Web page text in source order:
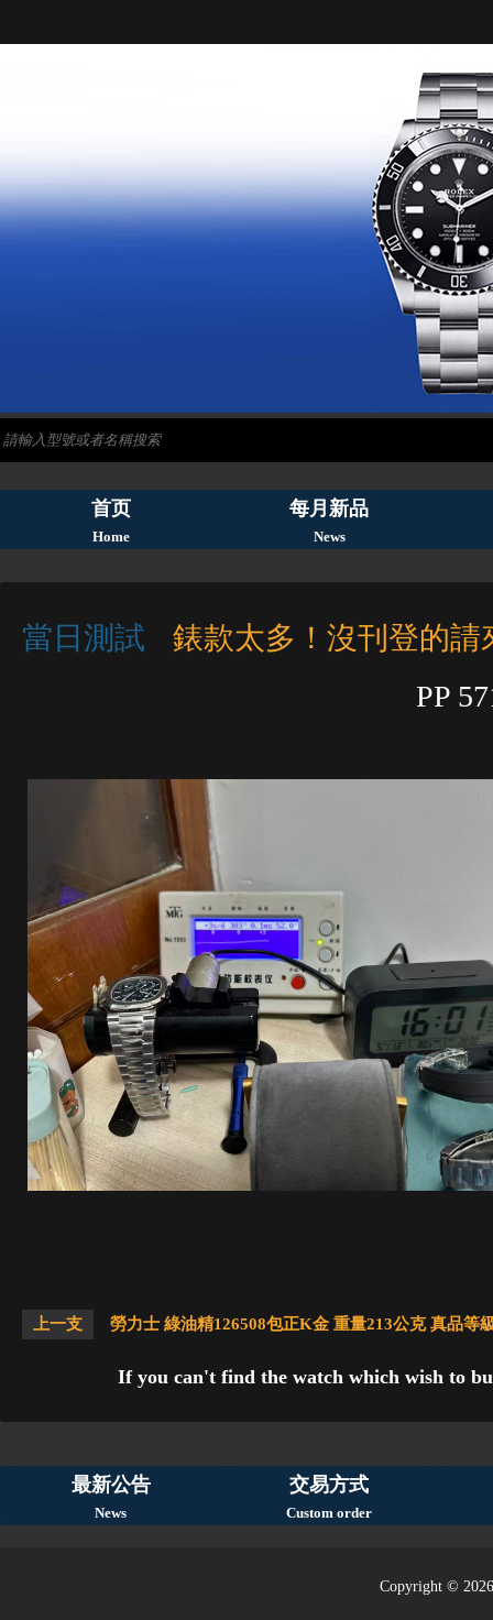
首页
Home
每月新品
News
當日測試
錶款太多！沒刊登的請
PP
上一支 勞力士 綠油精126508包正K金 重量213公克 真品等
If you can't find the watch which wish to
最新公告
News
交易方式
Custom order
Copyright ©